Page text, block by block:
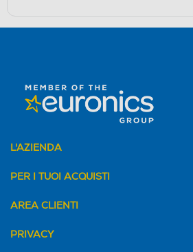
L'AZIENDA
PER I TUOI ACQUISTI
AREA CLIENTI
PRIVACY